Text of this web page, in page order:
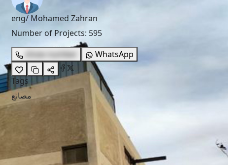
eng/ Mohamed Zahran
Number of Projects: 595
show number
WhatsApp
Tags
مصانع